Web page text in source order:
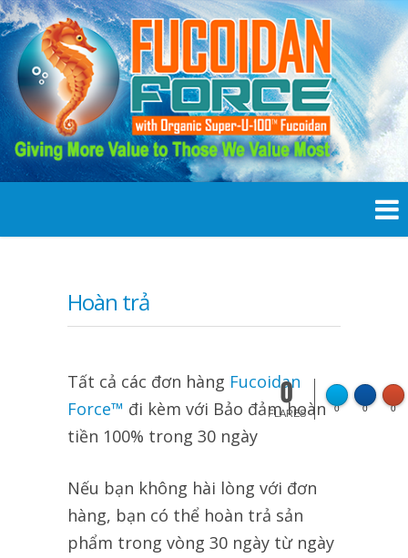
Hoàn trả
0
FLARES 0 0 0
Tất cả các đơn hàng Fucoidan
Force™ đi kèm với Bảo đảm hoàn
tiền 100% trong 30 ngày
Nếu bạn không hài lòng với đơn
hàng, bạn có thể hoàn trả sản
phẩm trong vòng 30 ngày từ ngày